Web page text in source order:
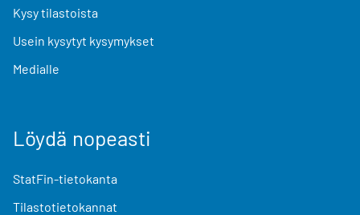
Kysy tilastoista
Usein kysytyt kysymykset
Medialle
Löydä nopeasti
StatFin-tietokanta
Tilastotietokannat